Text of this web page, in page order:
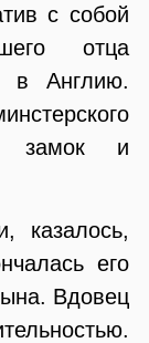
с собой
отца
в Англию.
замок и
казалось,
его
Вдовец